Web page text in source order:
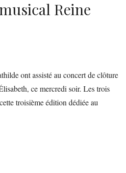
Reine
ont assisté au concert de clôture
ce mercredi soir. Les trois
troisième édition dédiée au